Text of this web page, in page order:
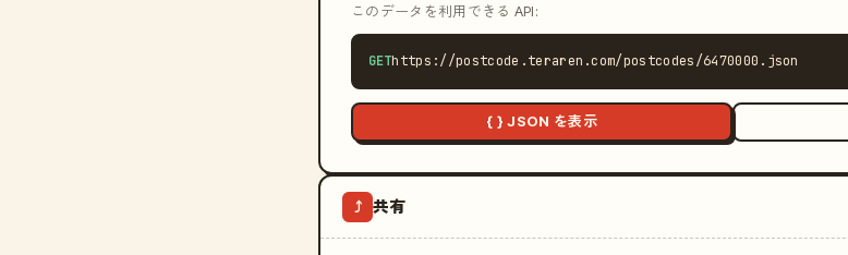
このデータを利用できる API:
GEThttps://postcode.teraren.com/postcodes/6470000.json
{ } JSON を表示
⤴ 共有